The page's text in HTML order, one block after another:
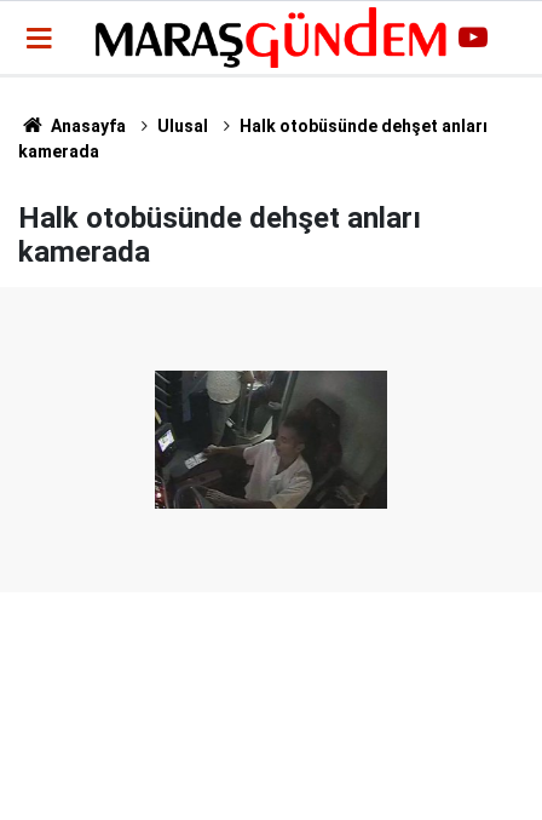
Anasayfa Ulusal
Halk otobüsünde dehşet anları
kamerada
Halk otobüsünde dehşet anları
kamerada